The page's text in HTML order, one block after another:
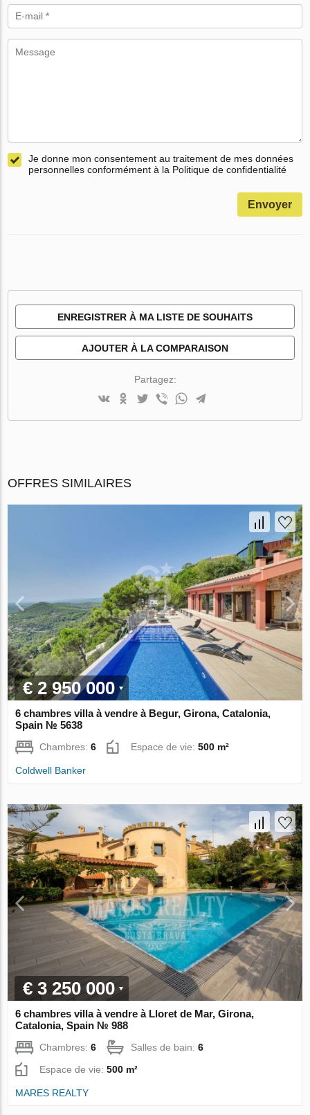
Je donne mon consentement au traitement de mes données
personnelles conformément à la Politique de confidentialité
Envoyer
ENREGISTRER À MA LISTE DE SOUHAITS
AJOUTER À LA COMPARAISON
Partagez:
OFFRES SIMILAIRES
€ 2 950 000
6 chambres villa à vendre à Begur, Girona, Catalonia,
Spain № 5638
Chambres:6 Espace de vie:500 m²
Coldwell Banker
€ 3 250 000
6 chambres villa à vendre à Lloret de Mar, Girona,
Catalonia, Spain № 988
Chambres:6 Salles de bain:6
Espace de vie:500 m²
MARES REALTY